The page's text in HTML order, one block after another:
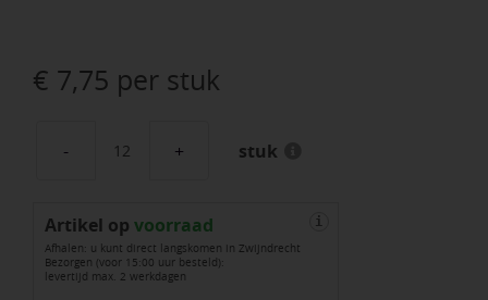
€ 7,75 per stuk
Patioblok
60x15x15
cm
bruin/zwart
stuk
Artikel op voorraad
Afhalen: u kunt direct langskomen in Zwijndrecht
Bezorgen (voor 15:00 uur besteld):
levertijd max. 2 werkdagen
i